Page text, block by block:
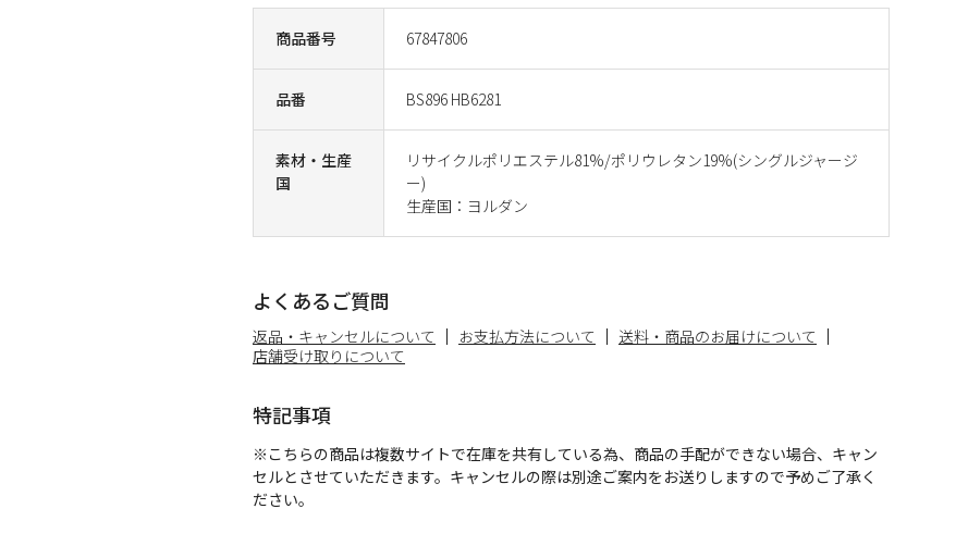
商品番号 67847806
品番 BS896 HB6281
素材・生産
国
リサイクルポリエステル81%/ポリウレタン19%(シングルジャージ
ー)
生産国：ヨルダン
よくあるご質問
返品・キャンセルについて お支払方法について
送料・商品のお届けについて
店舗受け取りについて
特記事項
※こちらの商品は複数サイトで在庫を共有している為、商品の手配ができない場合、キャン
セルとさせていただきます。キャンセルの際は別途ご案内をお送りしますので予めご了承く
ださい。